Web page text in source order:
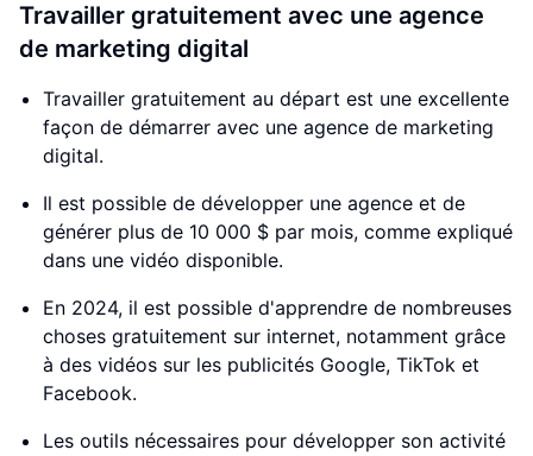
Travailler gratuitement avec une agence
de marketing digital
Travailler gratuitement au départ est une excellente
façon de démarrer avec une agence de marketing
digital.
Il est possible de développer une agence et de
générer plus de 10 000 $ par mois, comme expliqué
dans une vidéo disponible.
En 2024, il est possible d'apprendre de nombreuses
choses gratuitement sur internet, notamment grâce
à des vidéos sur les publicités Google, TikTok et
Facebook.
Les outils nécessaires pour développer son activité